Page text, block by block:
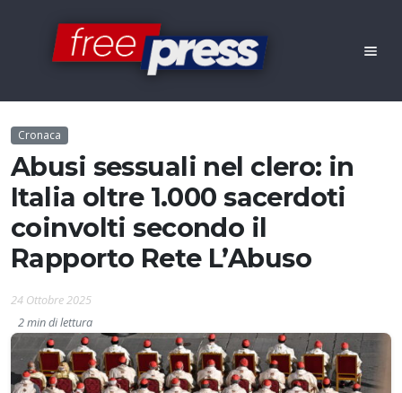
Cronaca
Abusi sessuali nel clero: in
Italia oltre 1.000 sacerdoti
coinvolti secondo il
Rapporto Rete L’Abuso
24 Ottobre 2025
2 min di lettura